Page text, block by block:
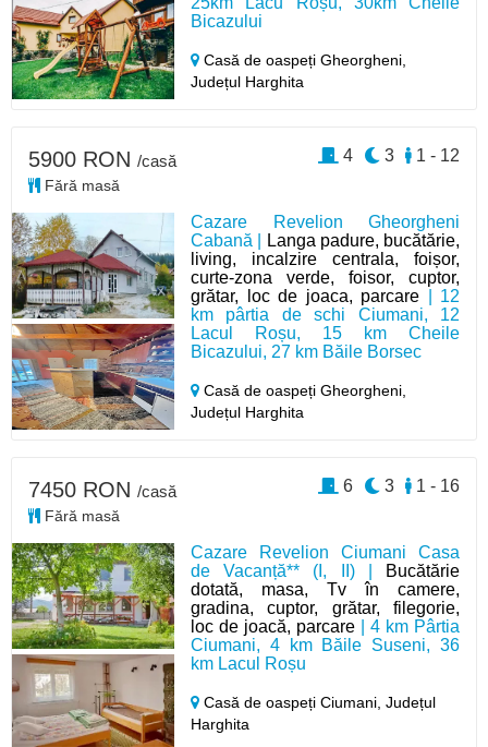
Bicazului
Casă de oaspeți Gheorgheni,
Județul Harghita
Cazare Revelion Gheorgheni
Cabană |
Langa padure, bucătărie,
living, incalzire centrala, foișor,
curte-zona verde, foisor, cuptor,
grătar, loc de joaca, parcare | 12
km pârtia de schi Ciumani, 12
Lacul Roșu, 15 km Cheile
Bicazului, 27 km Băile Borsec
Casă de oaspeți Gheorgheni,
Județul Harghita
5900 RON /casă
Fără masă
1 - 12
3
4
Cazare Revelion Ciumani Casa
de Vacanță** (I, II) |
Bucătărie
dotată, masa, Tv în camere,
gradina, cuptor, grătar, filegorie,
loc de joacă, parcare | 4 km Pârtia
Ciumani, 4 km Băile Suseni, 36
km Lacul Roșu
Casă de oaspeți Ciumani,Județul
Harghita
7450 RON /casă
Fără masă
1 - 16
3
6